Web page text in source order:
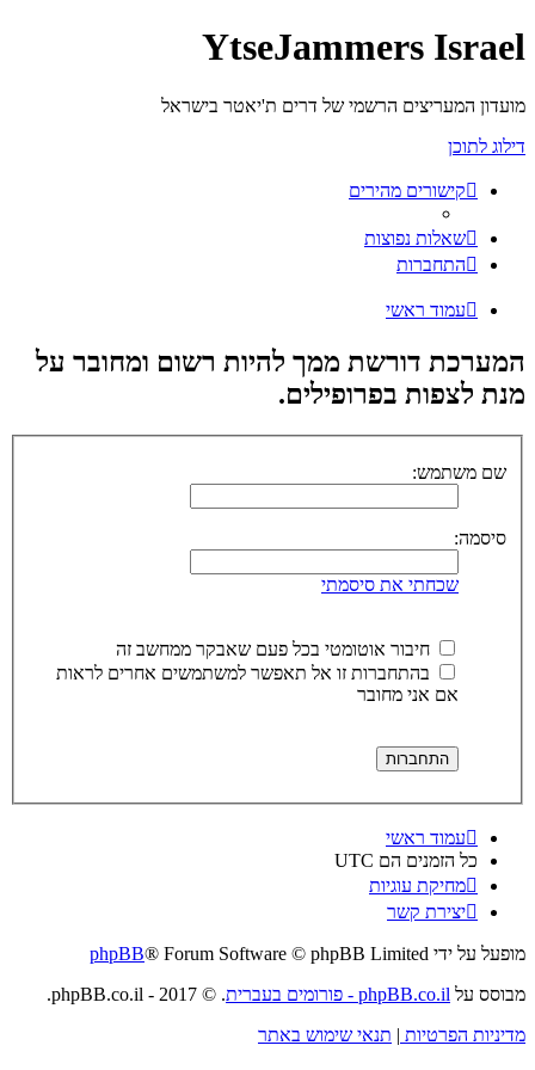
YtseJammers Israel
מועדון המעריצים הרשמי של דרים ת'יאטר בישראל
דילוג לתוכן
קישורים מהירים
שאלות נפוצות
התחברות
עמוד ראשי
המערכת דורשת ממך להיות רשום ומחובר על
מנת לצפות בפרופילים.
שם משתמש:
סיסמה:
שכחתי את סיסמתי
חיבור אוטומטי בכל פעם שאבקר ממחשב זה
בהתחברות זו אל תאפשר למשתמשים אחרים לראות
אם אני מחובר
עמוד ראשי
כל הזמנים הם UTC
מחיקת עוגיות
יצירת קשר
מופעל על ידי phpBB® Forum Software © phpBB Limited
מבוסס על phpBB.co.il - פורומים בעברית
. © 2017 - phpBB.co.il.
מדיניות הפרטיות | תנאי שימוש באתר